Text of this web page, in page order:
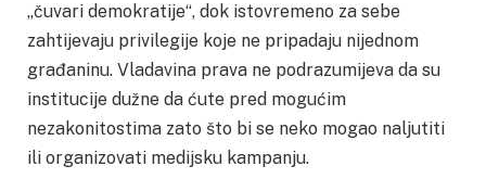
„čuvari demokratije“, dok istovremeno za sebe
zahtijevaju privilegije koje ne pripadaju nijednom
građaninu. Vladavina prava ne podrazumijeva da su
institucije dužne da ćute pred mogućim
nezakonitostima zato što bi se neko mogao naljutiti
ili organizovati medijsku kampanju.